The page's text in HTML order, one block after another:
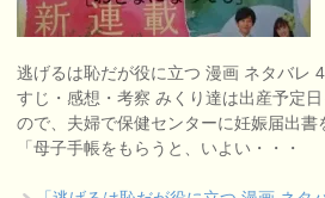
逃げるは恥だが役に立つ 漫画 ネタバレ
すじ・感想・考察 みくり達は出産予定
ので、夫婦で保健センターに妊娠届出書
「母子手帳をもらうと、いよい・・・